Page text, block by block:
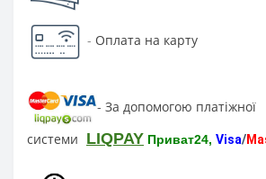
- Оплата на карту
- За допомогою платіжної
системи LIQPAY Приват24, Visa/